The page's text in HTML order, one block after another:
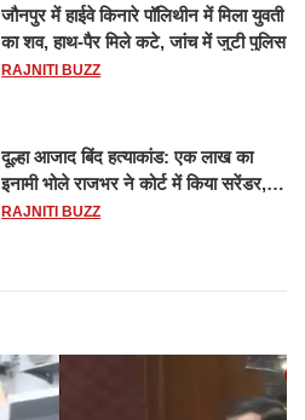
जौनपुर में हाईवे किनारे पॉलिथीन में मिला युवती
का शव, हाथ-पैर मिले कटे, जांच में जुटी पुलिस
RAJNITI BUZZ
दूल्हा आजाद बिंद हत्याकांड: एक लाख का
इनामी भोले राजभर ने कोर्ट में किया सरेंडर,
14 दिन के लिए भेजा गया जेल
RAJNITI BUZZ